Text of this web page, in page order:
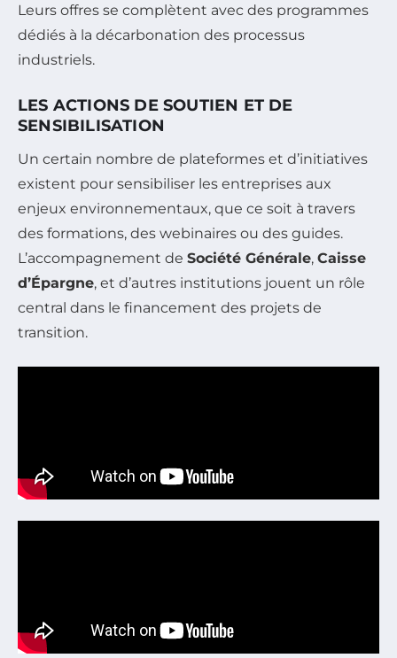
Leurs offres se complètent avec des programmes
dédiés à la décarbonation des processus
industriels.
LES ACTIONS DE SOUTIEN ET DE
SENSIBILISATION
Un certain nombre de plateformes et d’initiatives
existent pour sensibiliser les entreprises aux
enjeux environnementaux, que ce soit à travers
des formations, des webinaires ou des guides.
L’accompagnement de Société Générale, Caisse
d’Épargne, et d’autres institutions jouent un rôle
central dans le financement des projets de
transition.